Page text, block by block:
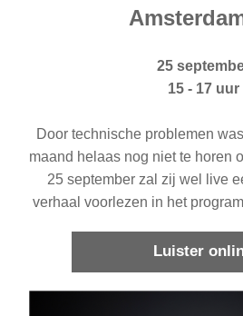
25
15 - 17 uur
Door technische problemen
maand helaas nog niet te horen
25 september zal zij wel live
verhaal voorlezen in het
Luister